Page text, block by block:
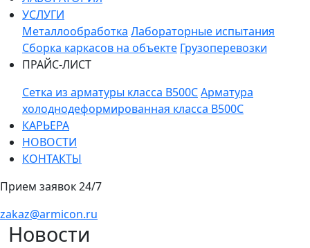
УСЛУГИ
Металлообработка Лабораторные испытания
Сборка каркасов на объекте Грузоперевозки
ПРАЙС-ЛИСТ
Сетка из арматуры класса В500САрматура
холоднодеформированная класса В500С
КАРЬЕРА
НОВОСТИ
КОНТАКТЫ
Прием заявок 24/7
zakaz@armicon.ru
Новости